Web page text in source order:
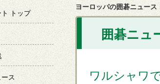
トップ
ス
ヨーロッパの囲碁ニュース
囲碁ニュ
ワルシャワ